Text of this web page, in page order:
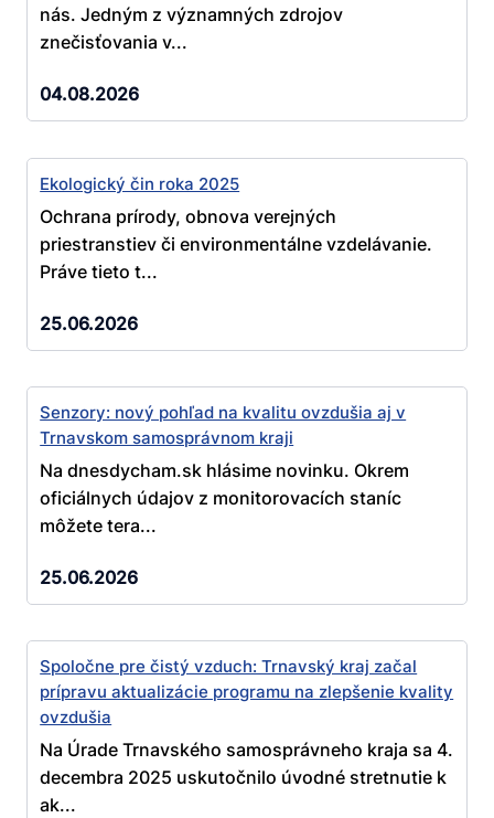
nás. Jedným z významných zdrojov
znečisťovania v...
04.08.2026
Ekologický čin roka 2025
Ochrana prírody, obnova verejných
priestranstiev či environmentálne vzdelávanie.
Práve tieto t...
25.06.2026
Senzory: nový pohľad na kvalitu ovzdušia aj v
Trnavskom samosprávnom kraji
Na dnesdycham.sk hlásime novinku. Okrem
oficiálnych údajov z monitorovacích staníc
môžete tera...
25.06.2026
Spoločne pre čistý vzduch: Trnavský kraj začal
prípravu aktualizácie programu na zlepšenie kvality
ovzdušia
Na Úrade Trnavského samosprávneho kraja sa 4.
decembra 2025 uskutočnilo úvodné stretnutie k
ak...